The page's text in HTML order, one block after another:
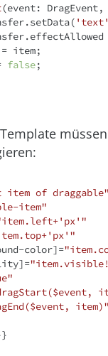
(event:
'text'
item;
false;
of draggable"
item"
color]=
]=
item)"